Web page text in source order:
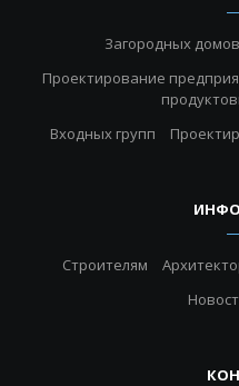
Загородных домов
Проектирование
Входных групп
Строителям